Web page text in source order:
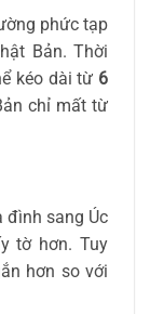
phức tạp
Bản. Thời
kéo dài từ 6
chỉ mất từ
đình sang Úc
tờ hơn. Tuy
hơn so với